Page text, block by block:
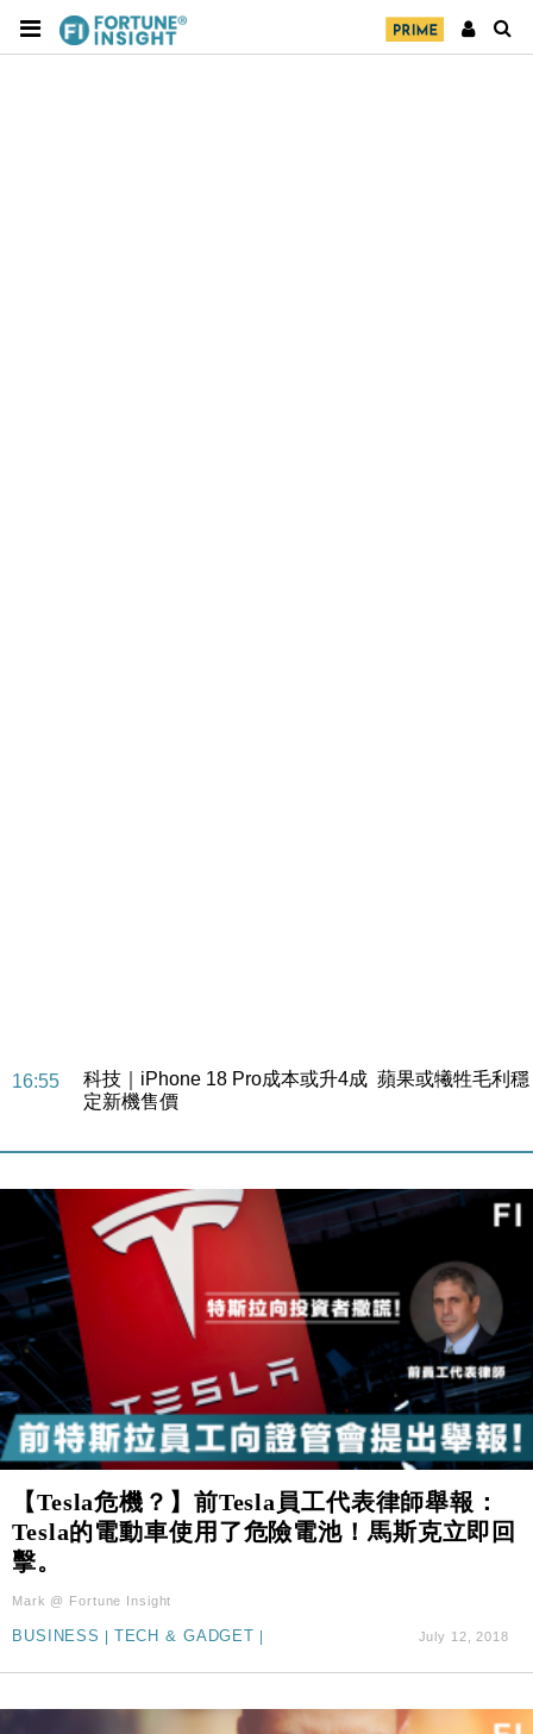
15:38
本地｜香港迪拜下月10日合辦氣候金融會議
14:49
財經｜大摩削老鋪黃金目標價至505元 惟維持「增
13:49
本地｜華嫂冰室太子店涉提供失實資料 遭禁申請輸入
勞工一年
12:11
中國｜強颱風「白海豚」殘渦北上 上海取消逾900班
財經｜華僑銀行上半年淨利創新高 中期息增15%至
47仙
17:33
財經｜滙豐上調香港今年GDP預測至4.5% 看好貿易
及消費表現
16:47
本地｜假冒內地執法人員要求交「保證金」 43歲女子
損失近6900萬元
16:05
財經｜日經失守6.5萬點後回穩 全周仍升近2%
17:38
16:55
定新機售價
【Tesla危機？】前Tesla員工代表律師舉報：
Tesla的電動車使用了危險電池！馬斯克立即回
擊。
Mark @ Fortune Insight
BUSINESS TECH & GADGET July 12, 2018